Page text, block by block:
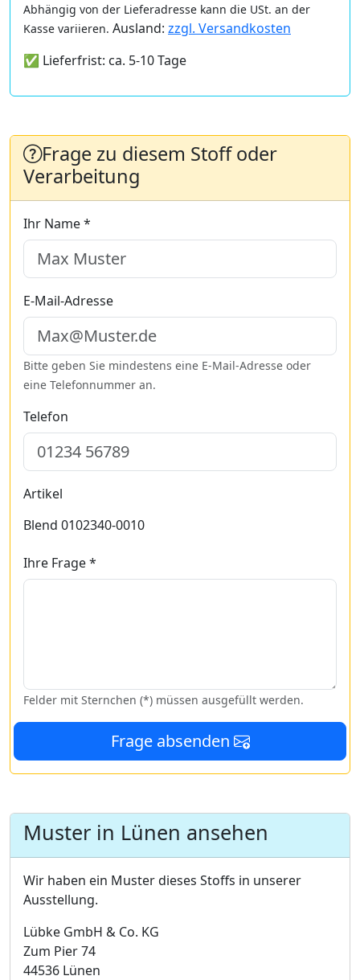
Abhängig von der Lieferadresse kann die USt. an der
Kasse variieren. Ausland: zzgl. Versandkosten
✅ Lieferfrist: ca. 5-10 Tage
Frage zu diesem Stoff oder
Verarbeitung
Ihr Name *
E-Mail-Adresse
Bitte geben Sie mindestens eine E-Mail-Adresse oder
eine Telefonnummer an.
Telefon
Artikel
Blend 0102340-0010
Ihre Frage *
Felder mit Sternchen (*) müssen ausgefüllt werden.
Frage absenden
Muster in Lünen ansehen
Wir haben ein Muster dieses Stoffs in unserer
Ausstellung.
Lübke GmbH & Co. KG
Zum Pier 74
44536 Lünen